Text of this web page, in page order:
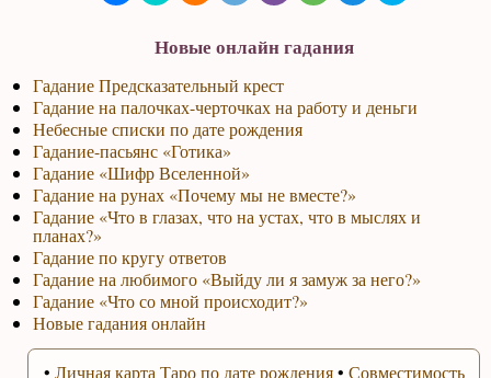
Новые онлайн гадания
Гадание Предсказательный крест
Гадание на палочках-черточках на работу и деньги
Небесные списки по дате рождения
Гадание-пасьянс «Готика»
Гадание «Шифр Вселенной»
Гадание на рунах «Почему мы не вместе?»
Гадание «Что в глазах, что на устах, что в мыслях и
планах?»
Гадание по кругу ответов
Гадание на любимого «Выйду ли я замуж за него?»
Гадание «Что со мной происходит?»
Новые гадания онлайн
• Личная карта Таро по дате рождения• Совместимость